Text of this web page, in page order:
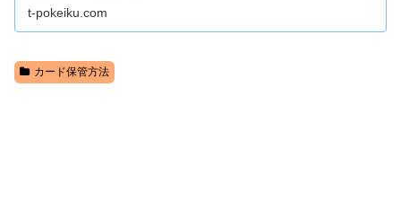
t-pokeiku.com
カード保管方法